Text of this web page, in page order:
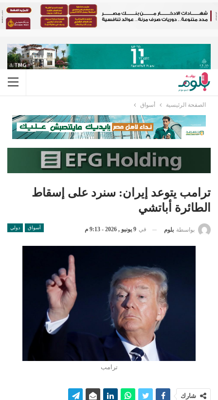
الصفحة الرئيسية أسواق
ترامب يتوعد إيران: سنرد على إسقاط
الطائرة أباتشي
أسواق دولي بواسطة بلوم في 9 يونيو , 2026 - 9:13 م
ترامب
شارك